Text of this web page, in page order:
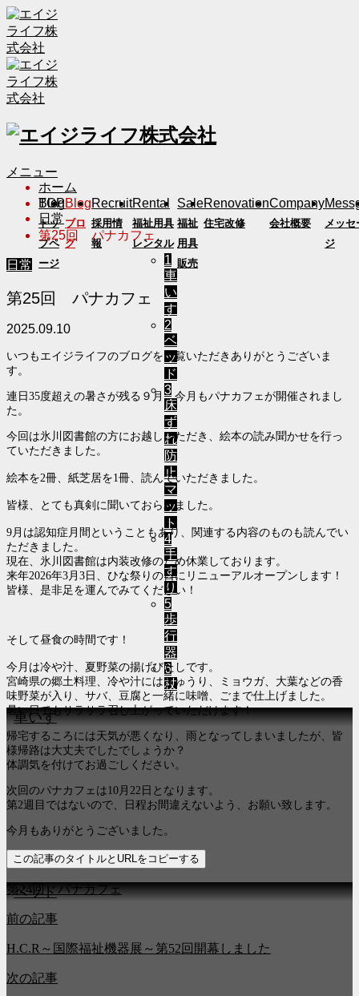
メニュー
TOP
トッ
プペ
ージ
Blog
ブロ
グ
Recruit
採用情
報
Rental
福祉用具
レンタル
1
車
い
す
2
ベ
ッ
ド
3
床
ず
れ
防
止
マ
ッ
ト
4
手
す
り
5
歩
行
器
6
杖
Sale
福祉
用具
販売
Renovation
住宅改修
Company
会社概要
メッセ
ジ
1車いす
2ベッド
ホーム
Blog
日常
第25回 パナカフェ
日常
第25回 パナカフェ
2025.09.10
いつもエイジライフのブログをご覧いただきありがとうございま
す。
連日35度超えの暑さが残る９月、今月もパナカフェが開催されまし
た。
今回は氷川図書館の方にお越しいただき、絵本の読み聞かせを行っ
ていただきました。
絵本を2冊、紙芝居を1冊、読んでいただきました。
皆様、とても真剣に聞いておられました。
9月は認知症月間ということもあり、関連する内容のものも読んでい
ただきました。
現在、氷川図書館は内装改修のため休業しております。
来年2026年3月3日、ひな祭りの日にリニューアルオープンします！
皆様、是非足を運んでみてください！
そして昼食の時間です！
今月は冷や汁、夏野菜の揚げびたしです。
宮崎県の郷土料理、冷や汁にはきゅうり、ミョウガ、大葉などの香
味野菜が入り、サバ、豆腐と一緒に味噌、ごまで仕上げました。
暑い日でもサラサラ召し上がっていただけます！
帰宅するころには天気が悪くなり、雨となってしまいましたが、皆
様帰路は大丈夫でしたでしょうか？
体調気を付けてお過ごしください。
次回のパナカフェは10月22日となります。
第2週目ではないので、日程お間違えないよう、お願い致します。
今月もありがとうございました。
この記事のタイトルとURLをコピーする
第24回 パナカフェ
前の記事
H.C.R～国際福祉機器展～第52回開幕しました
次の記事